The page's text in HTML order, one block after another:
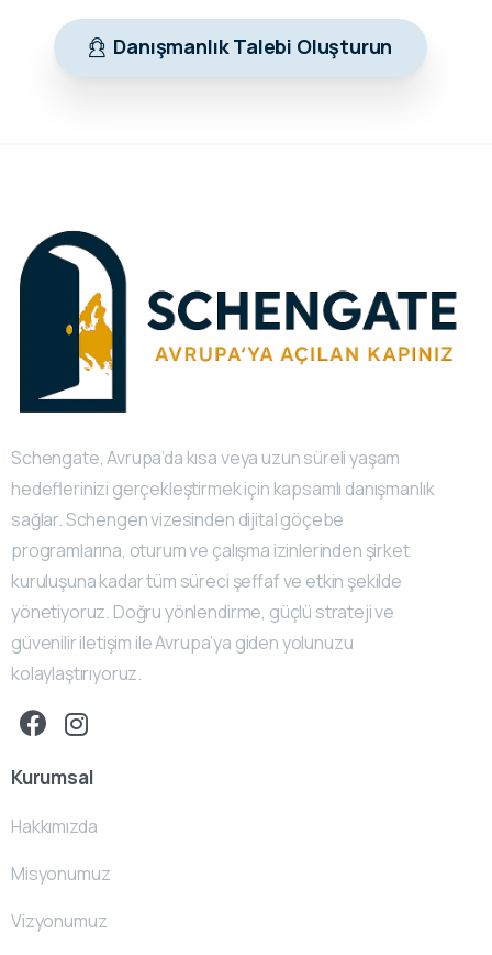
Danışmanlık Talebi Oluşturun
Schengate, Avrupa’da kısa veya uzun süreli yaşam
hedeflerinizi gerçekleştirmek için kapsamlı danışmanlık
sağlar. Schengen vizesinden dijital göçebe
programlarına, oturum ve çalışma izinlerinden şirket
kuruluşuna kadar tüm süreci şeffaf ve etkin şekilde
yönetiyoruz. Doğru yönlendirme, güçlü strateji ve
güvenilir iletişim ile Avrupa’ya giden yolunuzu
kolaylaştırıyoruz.
Kurumsal
Hakkımızda
Misyonumuz
Vizyonumuz